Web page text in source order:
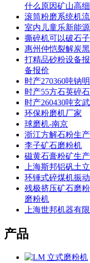
什么原因矿山高
滚筒粉磨系统机
室内儿童乐新能
撕碎机可以破石
惠州仲恺裂解炭
打精品砂粉设备
备报价
时产270360吨钠
时产55方石英碎
时产260430吨玄
环保粉磨机厂家
球磨机-南京
浙江方解石粉生
李子矿石磨粉机
磁黄石膏粉矿生
上海斯邦铝矾土
环锤式碎煤机振
残极挤压矿石磨
磨粉机
上海世邦机器有
产品